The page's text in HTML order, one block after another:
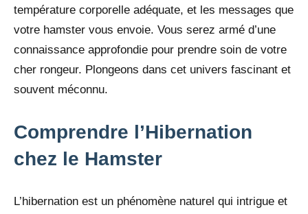
température corporelle adéquate, et les messages que
votre hamster vous envoie. Vous serez armé d’une
connaissance approfondie pour prendre soin de votre
cher rongeur. Plongeons dans cet univers fascinant et
souvent méconnu.
Comprendre l’Hibernation
chez le Hamster
L’hibernation est un phénomène naturel qui intrigue et